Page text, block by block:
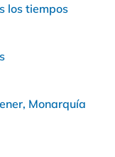
los tiempos
Monarquía